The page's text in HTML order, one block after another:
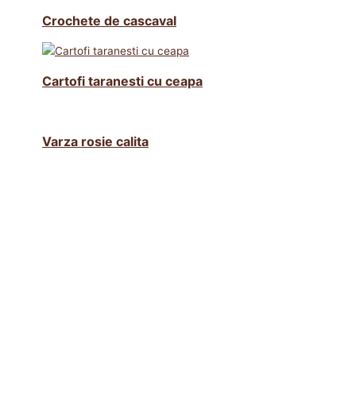
Crochete de cascaval
Cartofi taranesti cu ceapa
Varza rosie calita